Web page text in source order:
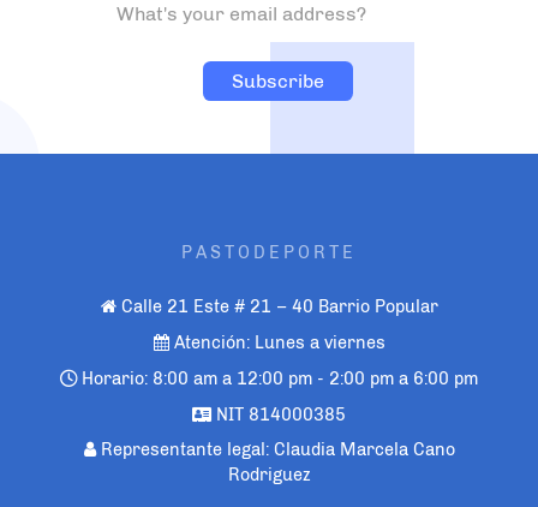
PASTODEPORTE
Calle 21 Este # 21 – 40 Barrio Popular
Atención: Lunes a viernes
Horario: 8:00 am a 12:00 pm - 2:00 pm a 6:00 pm
NIT 814000385
Representante legal: Claudia Marcela Cano
Rodriguez